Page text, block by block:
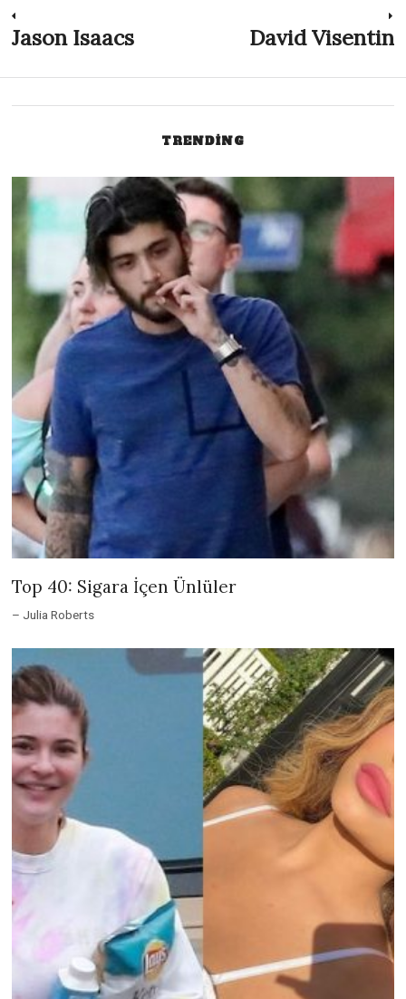
Post
navigation
Previous
Jason Isaacs David Visentin
TRENDING
Top 40: Sigara İçen Ünlüler
– Julia Roberts